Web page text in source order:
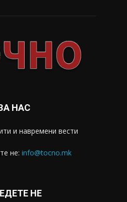
НАС
и навремени вести
не: info@tocno.mk
НЕ